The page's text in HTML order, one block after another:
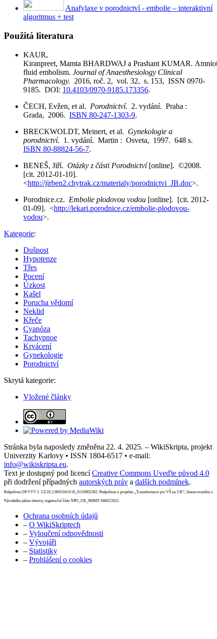
Anafylaxe v porodnictví - embolie – interaktivní
algoritmus + test
Použitá literatura
KAUR,
Kiranpreet, Mamta BHARDWAJ a Prashant KUMAR.
fluid embolism. Journal of Anaesthesiology Clinical
Pharmacology. 2016, roč. 2, vol. 32, s. 153, ISSN 0970-
9185. DOI: 10.4103/0970-9185.173356.
ČECH, Evžen, et al. Porodnictví. 2. vydání. Praha :
Grada, 2006. ISBN 80-247-1303-9.
BRECKWOLDT, Meinert, et al. Gynekologie a
porodnictví. 1. vydání. Martin : Osveta, 1997. 648 s.
ISBN 80-88824-56-7.
BENEŠ, Jiří. Otázky z části Porodnictví[online]. ©2008.
[cit. 2012-01-10].
<http://jirben2.chytrak.cz/materialy/porodnictvi_JB.doc>.
Porodnice.cz. Embolie plodovou vodou [online]. [cit. 2012-
01-09]. <http://lekari.porodnice.cz/embolie-plodovou-
vodou>.
Kategorie:
Dušnost
Hypotenze
Třes
Pocení
Úzkost
Kašel
Porucha vědomí
Neklid
Křeče
Cyanóza
Tachypnoe
Krvácení
Gynekologie
Porodnictví
Skrytá kategorie:
Vložené články
Stránka byla naposledy změněna 22. 4. 2025. – WikiSkripta, projekt
Univerzity Karlovy • ISSN 1804-6517 • e-mail:
info@wikiskripta.eu.
Text je dostupný pod licencíCreative Commons Uveďte původ 4.0
při dodržení případných autorských práv a dalších podmínek.
Podpořeno OP VVV č. CZ.02.2.69/0.0/0.0/16_015/0002362. Podpořeno z projektu „Transformace pro VŠ na UK“, financovaného z
Národního plánu obnovy, registrační číslo NPO_UK_MSMT-16602/2022.
Ochrana osobních údajů
– O WikiSkriptech
– Vyloučení odpovědnosti
– Vývojáři
– Statistiky
– Prohlášení o cookies